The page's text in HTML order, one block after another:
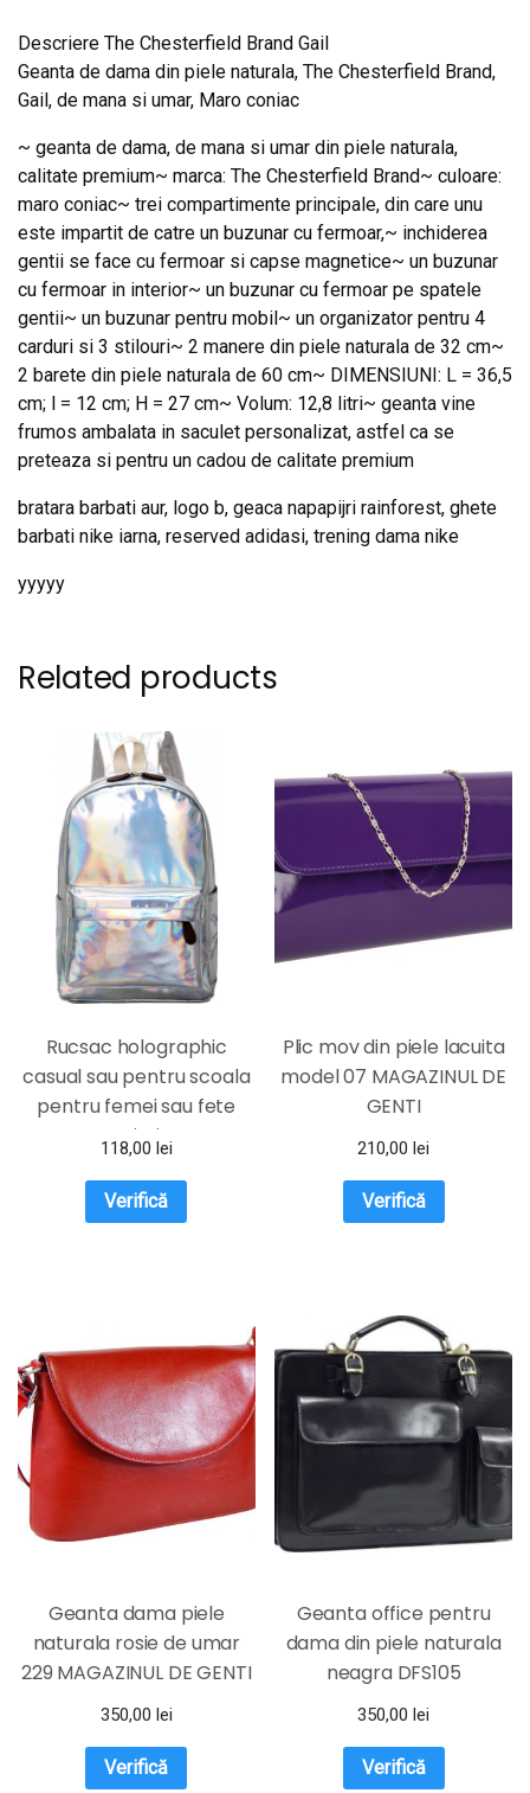
Descriere The Chesterfield Brand Gail
Geanta de dama din piele naturala, The Chesterfield Brand,
Gail, de mana si umar, Maro coniac
~ geanta de dama, de mana si umar din piele naturala,
calitate premium~ marca: The Chesterfield Brand~ culoare:
maro coniac~ trei compartimente principale, din care unu
este impartit de catre un buzunar cu fermoar,~ inchiderea
gentii se face cu fermoar si capse magnetice~ un buzunar
cu fermoar in interior~ un buzunar cu fermoar pe spatele
gentii~ un buzunar pentru mobil~ un organizator pentru 4
carduri si 3 stilouri~ 2 manere din piele naturala de 32 cm~
2 barete din piele naturala de 60 cm~ DIMENSIUNI: L = 36,5
cm; l = 12 cm; H = 27 cm~ Volum: 12,8 litri~ geanta vine
frumos ambalata in saculet personalizat, astfel ca se
preteaza si pentru un cadou de calitate premium
bratara barbati aur, logo b, geaca napapijri rainforest, ghete
barbati nike iarna, reserved adidasi, trening dama nike
yyyyy
Related products
Rucsac holographic
casual sau pentru scoala
pentru femei sau fete
argintiu
118,00 lei
Verifică
Plic mov din piele lacuita
model 07 MAGAZINUL DE
GENTI
210,00 lei
Verifică
Geanta dama piele
naturala rosie de umar
229 MAGAZINUL DE GENTI
350,00 lei
Verifică
Geanta office pentru
dama din piele naturala
neagra DFS105
350,00lei
Verifică